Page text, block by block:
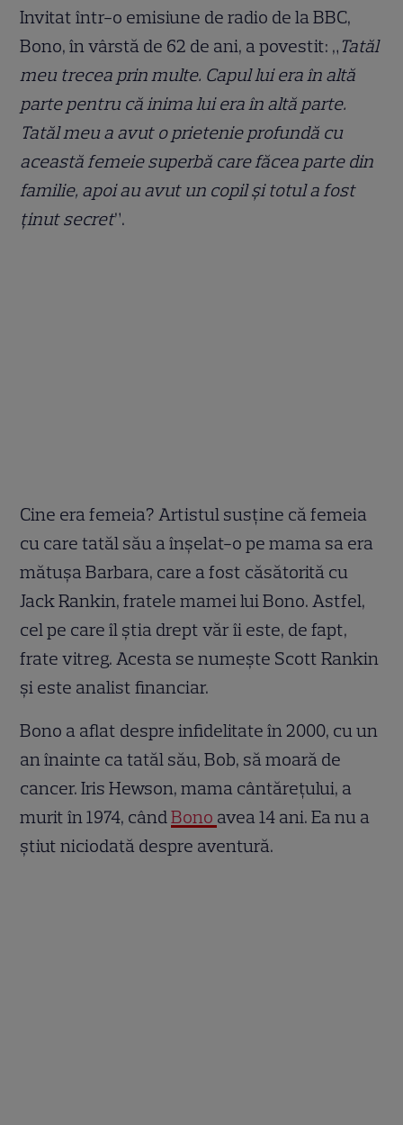
Invitat într-o emisiune de radio de la BBC,
Bono, în vârstă de 62 de ani, a povestit: „ Tatăl
meu trecea prin multe. Capul lui era în altă
parte pentru că inima lui era în altă parte.
Tatăl meu a avut o prietenie profundă cu
această femeie superbă care făcea parte din
familie, apoi au avut un copil și totul a fost
ținut secret”.
Cine era femeia? Artistul susține că femeia
cu care tatăl său a înșelat-o pe mama sa era
mătușa Barbara, care a fost căsătorită cu
Jack Rankin, fratele mamei lui Bono. Astfel,
cel pe care îl știa drept văr îi este, de fapt,
frate vitreg. Acesta se numește Scott Rankin
și este analist financiar.
Bono a aflat despre infidelitate în 2000, cu un
an înainte ca tatăl său, Bob, să moară de
cancer. Iris Hewson, mama cântărețului, a
murit în 1974, cândBono avea 14 ani. Ea nu a
știut niciodată despre aventură.